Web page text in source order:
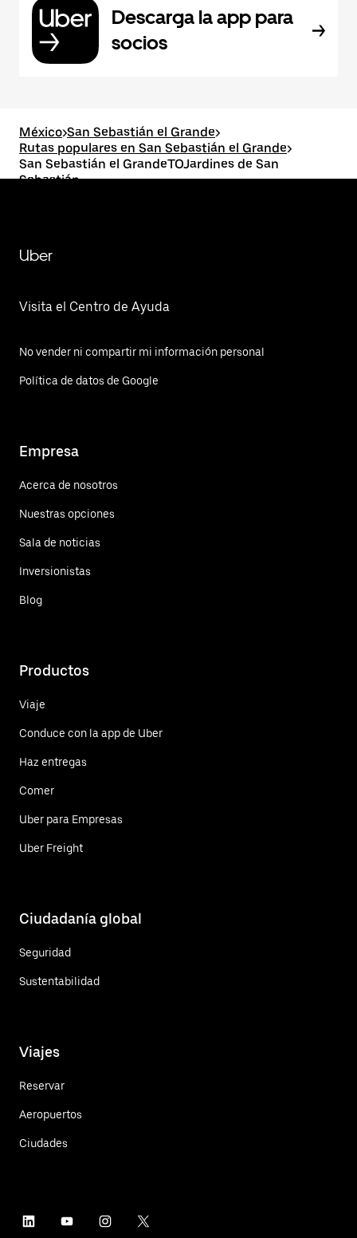
Descarga la app para
socios
México>San Sebastián el Grande>
Rutas populares en San Sebastián el Grande>
San Sebastián el GrandeTOJardines de San
Sebastián
Uber
Visita el Centro de Ayuda
No vender ni compartir mi información personal
Política de datos de Google
Empresa
Acerca de nosotros
Nuestras opciones
Sala de noticias
Inversionistas
Blog
Productos
Viaje
Conduce con la app de Uber
Haz entregas
Comer
Uber para Empresas
Uber Freight
Ciudadanía global
Seguridad
Sustentabilidad
Viajes
Reservar
Aeropuertos
Ciudades